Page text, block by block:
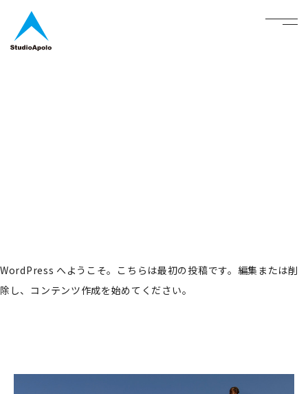
menu
WordPress へようこそ。こちらは最初の投稿です。編集または削
除し、コンテンツ作成を始めてください。